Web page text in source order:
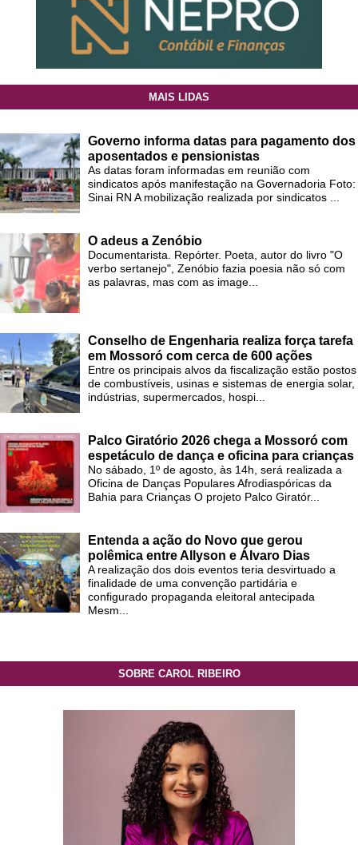
MAIS LIDAS
Governo informa datas para pagamento dos
aposentados e pensionistas
As datas foram informadas em reunião com
sindicatos após manifestação na Governadoria Foto:
Sinai RN A mobilização realizada por sindicatos ...
O adeus a Zenóbio
Documentarista. Repórter. Poeta, autor do livro "O
verbo sertanejo", Zenóbio fazia poesia não só com
as palavras, mas com as image...
Conselho de Engenharia realiza força tarefa
em Mossoró com cerca de 600 ações
Entre os principais alvos da fiscalização estão postos
de combustíveis, usinas e sistemas de energia solar,
indústrias, supermercados, hospi...
Palco Giratório 2026 chega a Mossoró com
espetáculo de dança e oficina para crianças
No sábado, 1º de agosto, às 14h, será realizada a
Oficina de Danças Populares Afrodiaspóricas da
Bahia para Crianças O projeto Palco Giratór...
Entenda a ação do Novo que gerou
polêmica entre Allyson e Álvaro Dias
A realização dos dois eventos teria desvirtuado a
finalidade de uma convenção partidária e
configurado propaganda eleitoral antecipada
Mesm...
SOBRE CAROL RIBEIRO